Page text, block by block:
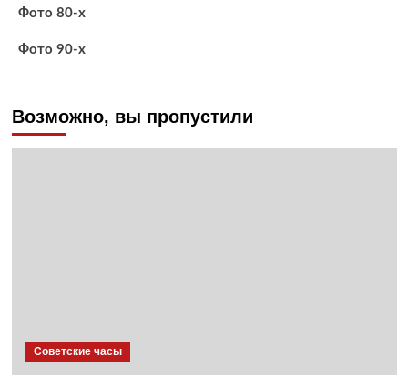
Фото 80-х
Фото 90-х
Возможно, вы пропустили
Советские часы